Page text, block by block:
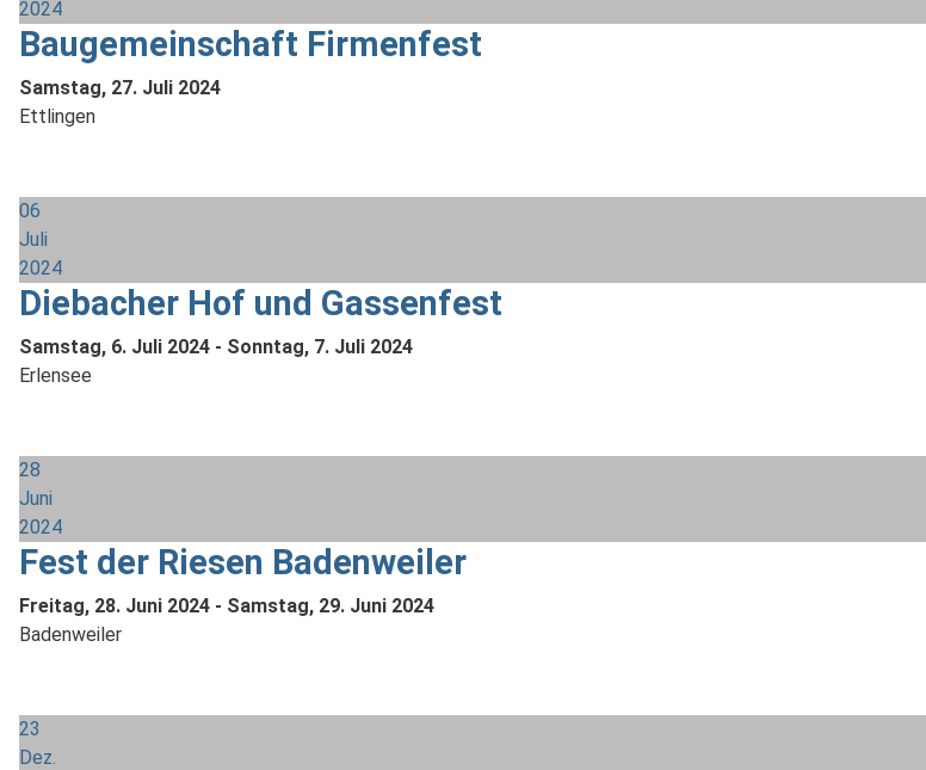
2024
Baugemeinschaft Firmenfest
Samstag, 27. Juli 2024
Ettlingen
06
Juli
2024
Diebacher Hof und Gassenfest
Samstag, 6. Juli 2024 - Sonntag, 7. Juli 2024
Erlensee
28
Juni
2024
Fest der Riesen Badenweiler
Freitag, 28. Juni 2024 - Samstag, 29. Juni 2024
Badenweiler
23
Dez.